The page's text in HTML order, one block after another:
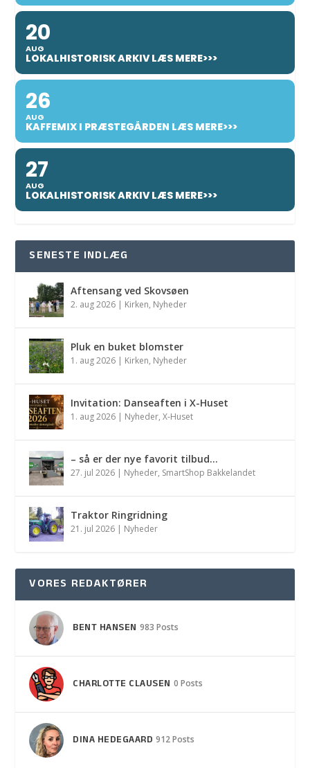
20
AUG
LOKALHISTORISK ARKIV LÆS MERE>>>
26
AUG
KAFFEMIX I PRÆSTEGÅRDEN LÆS MERE>>>
27
AUG
LOKALHISTORISK ARKIV LÆS MERE>>>
SENESTE INDLÆG
Aftensang ved Skovsøen
2. aug 2026 | Kirken, Nyheder
Pluk en buket blomster
1. aug 2026 | Kirken, Nyheder
Invitation: Danseaften i X-Huset
1. aug 2026 | Nyheder,X-Huset
– så er der nye favorit tilbud…
27. jul 2026 | Nyheder, SmartShop Bakkelandet
Traktor Ringridning
21. jul 2026 | Nyheder
VORES REDAKTØRER
BENT HANSEN 983 Posts
CHARLOTTE CLAUSEN 0 Posts
DINA HEDEGAARD 912 Posts